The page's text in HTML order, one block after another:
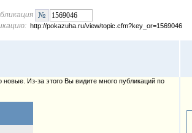
http://pokazuha.ru/view/topic.cfm?key_or=1569046
Из-за этого Вы видите много публикаций по